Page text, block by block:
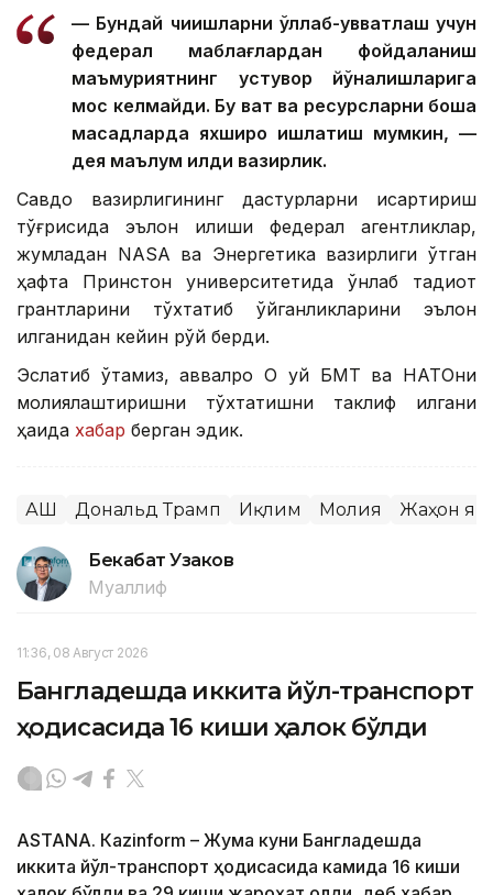
— Бундай чиқишларни қўллаб-қувватлаш учун
федерал маблағлардан фойдаланиш
маъмуриятнинг устувор йўналишларига
мос келмайди. Бу вақт ва ресурсларни бошқа
мақсадларда яхшироқ ишлатиш мумкин, —
дея маълум қилди вазирлик.
Савдо вазирлигининг дастурларни қисқартириш
тўғрисида эълон қилиши федерал агентликлар,
жумладан NASA ва Энергетика вазирлиги ўтган
ҳафта Принстон университетида ўнлаб тадқиқот
грантларини тўхтатиб қўйганликларини эълон
қилганидан кейин рўй берди.
Эслатиб ўтамиз, аввалроқ Оқ уй БМТ ва НАТОни
молиялаштиришни тўхтатишни таклиф қилгани
ҳақида хабар берган эдик.
АҚШ Дональд Трамп Иқлим Молия Жаҳон
Бекабат Узаков
Муаллиф
11:36, 08 Август 2026
Бангладешда иккита йўл-транспорт
ҳодисасида 16 киши ҳалок бўлди
ASTANА. Кazinform – Жума куни Бангладешда
иккита йўл-транспорт ҳодисасида камида 16 киши